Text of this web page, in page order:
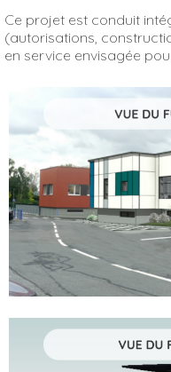
Ce projet est conduit
(autorisations,
en service envisagée